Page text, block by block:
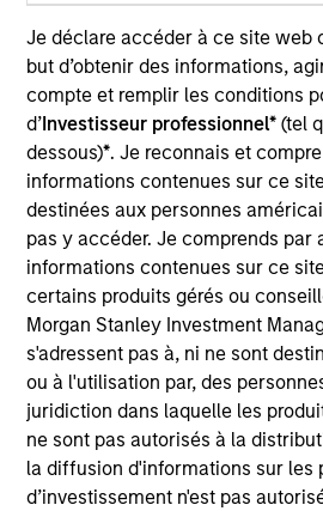
Je déclare accéder à ce site web
but d’obtenir des informations,
compte et remplir les conditions
d’Investisseur professionnel*(tel
dessous)*. Je reconnais et
informations contenues sur ce
destinées aux personnes
pas y accéder. Je comprends par
informations contenues sur ce
certains produits gérés ou
Morgan Stanley Investment
s'adressent pas à, ni ne sont
ou à l'utilisation par, des
juridiction dans laquelle les
ne sont pas autorisés à la
la diffusion d'informations sur les
d’investissement n'est pas
Eaton Vance Equity Team
Samantha is a managing director
Stanley. She is a portfolio
on the Eaton Vance Global team.
manager, she is responsible for
decisions, portfolio construction
management for health care
primarily responsible for
sector for global large-cap and
portfolios. She joined Eaton
Stanley acquired Eaton Vance in
Samantha began her career in the
management industry in 2000.